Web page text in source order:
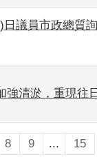
日議員市政總質
強清淤，重現往
8 9 ... 15